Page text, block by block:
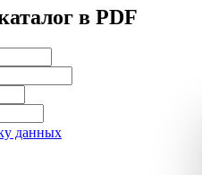
в PDF
данных